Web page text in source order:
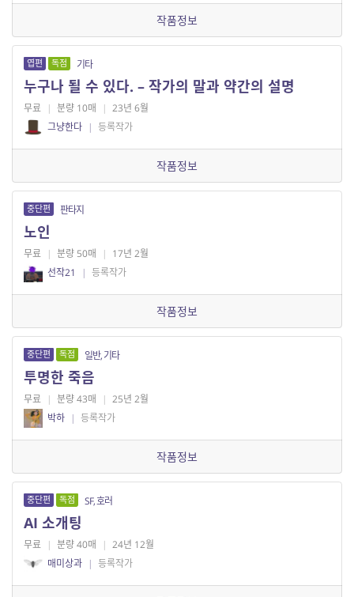
작품정보
엽편 독점 기타
누구나 될 수 있다. – 작가의 말과 약간의 설명
무료 | 분량 10매 | 23년 6월
그냥한다 | 등록작가
작품정보
중단편 판타지
노인
무료 | 분량 50매 | 17년 2월
선작21
| 등록작가
작품정보
중단편 독점 일반, 기타
투명한 죽음
무료 | 분량 43매 | 25년 2월
박하 | 등록작가
작품정보
중단편 독점 SF, 호러
AI 소개팅
무료 | 분량 40매 | 24년 12월
매미상과 | 등록작가